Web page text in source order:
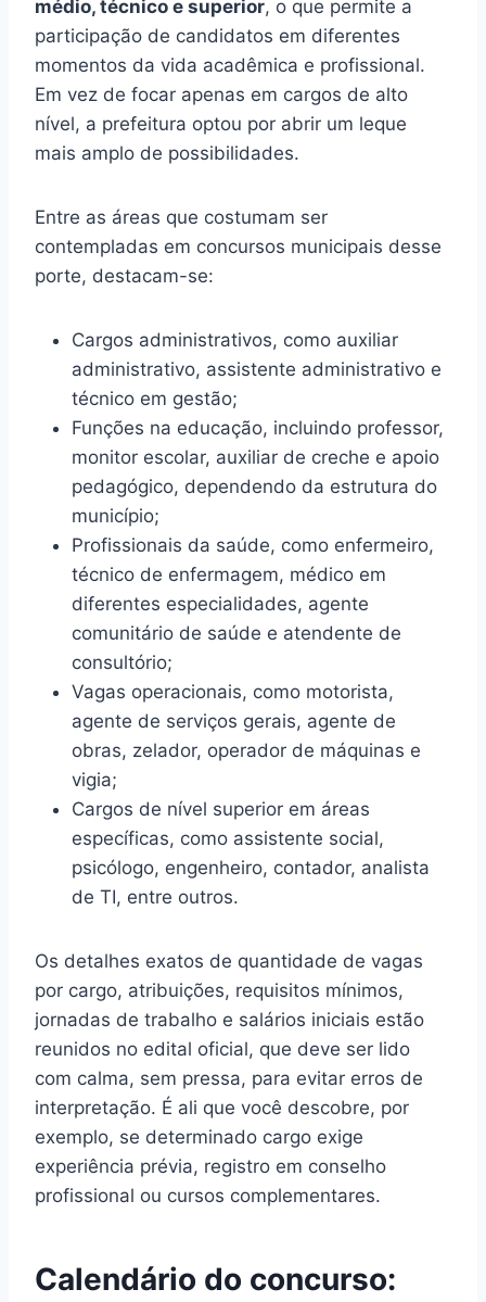
médio, técnico e superior, o que permite a
participação de candidatos em diferentes
momentos da vida acadêmica e profissional.
Em vez de focar apenas em cargos de alto
nível, a prefeitura optou por abrir um leque
mais amplo de possibilidades.
Entre as áreas que costumam ser
contempladas em concursos municipais desse
porte, destacam-se:
Cargos administrativos, como auxiliar
administrativo, assistente administrativo e
técnico em gestão;
Funções na educação, incluindo professor,
monitor escolar, auxiliar de creche e apoio
pedagógico, dependendo da estrutura do
município;
Profissionais da saúde, como enfermeiro,
técnico de enfermagem, médico em
diferentes especialidades, agente
comunitário de saúde e atendente de
consultório;
Vagas operacionais, como motorista,
agente de serviços gerais, agente de
obras, zelador, operador de máquinas e
vigia;
Cargos de nível superior em áreas
específicas, como assistente social,
psicólogo, engenheiro, contador, analista
de TI, entre outros.
Os detalhes exatos de quantidade de vagas
por cargo, atribuições, requisitos mínimos,
jornadas de trabalho e salários iniciais estão
reunidos no edital oficial, que deve ser lido
com calma, sem pressa, para evitar erros de
interpretação. É ali que você descobre, por
exemplo, se determinado cargo exige
experiência prévia, registro em conselho
profissional ou cursos complementares.
Calendário do concurso: